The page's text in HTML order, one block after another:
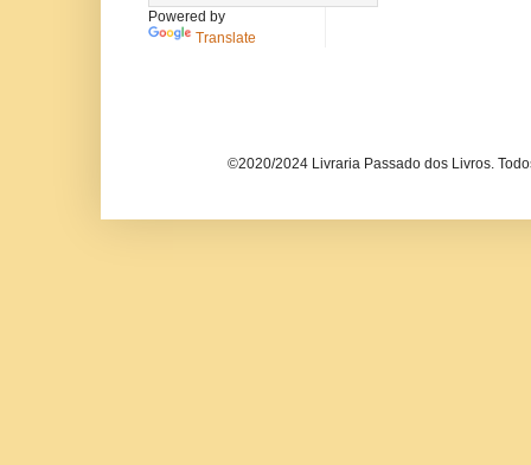
Powered by
Translate
©2020/2024 Livraria Passado dos Livros.